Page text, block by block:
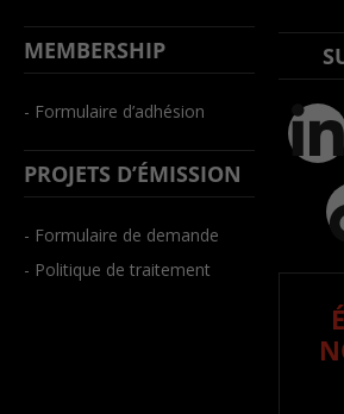
MEMBERSHIP
- Formulaire d’adhésion
PROJETS D’ÉMISSION
- Formulaire de demande
- Politique de traitement